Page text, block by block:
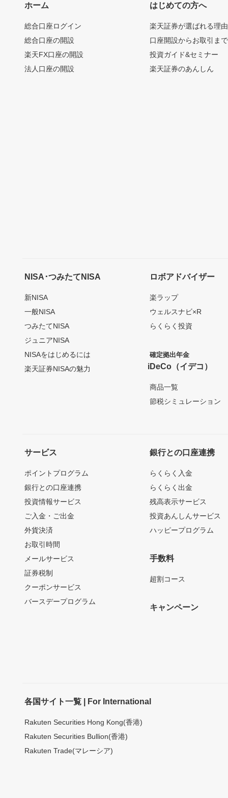
ホーム
総合口座ログイン
総合口座の開設
楽天FX口座の開設
法人口座の開設
はじめての方へ
楽天証券が選ばれる理由
口座開設からお取引ま
投資ガイド&セミナー
楽天証券のあんしん
NISA･つみたてNISA
新NISA
一般NISA
つみたてNISA
ジュニアNISA
NISAをはじめるには
楽天証券NISAの魅力
ロボアドバイザー
楽ラップ
ウェルスナビ×R
らくらく投資
確定拠出年金
iDeCo（イデコ）
商品一覧
節税シミュレーション
サービス
ポイントプログラム
銀行との口座連携
投資情報サービス
ご入金・ご出金
外貨決済
お取引時間
メールサービス
証券税制
クーポンサービス
バースデープログラム
銀行との口座連携
らくらく入金
らくらく出金
残高表示サービス
投資あんしんサービス
ハッピープログラム
手数料
超割コース
キャンペーン
各国サイト一覧 | For International
Rakuten Securities Hong Kong(香港)
Rakuten Securities Bullion(香港)
Rakuten Trade(マレーシア)